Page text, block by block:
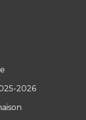
2026